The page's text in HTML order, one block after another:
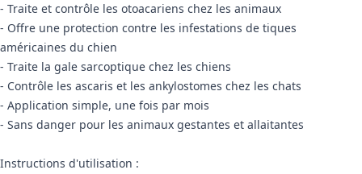
- Traite et contrôle les otoacariens chez les animaux
- Offre une protection contre les infestations de tiques
américaines du chien
- Traite la gale sarcoptique chez les chiens
- Contrôle les ascaris et les ankylostomes chez les chats
- Application simple, une fois par mois
- Sans danger pour les animaux gestantes et allaitantes
Instructions d'utilisation :